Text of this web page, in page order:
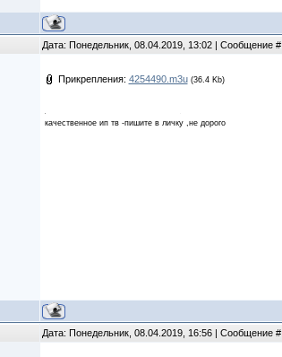
Дата: Понедельник, 08.04.2019, 13:02 | Сообщение #
Прикрепления: 4254490.m3u (36.4 Kb)
качественное ип тв -пишите в личку ,не дорого
Дата: Понедельник, 08.04.2019, 16:56 | Сообщение #